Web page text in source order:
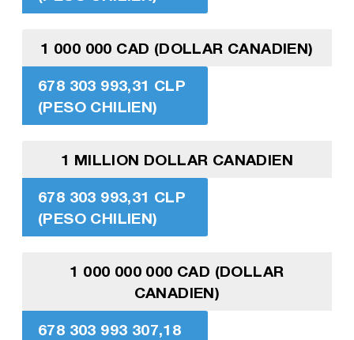
1 000 000 CAD (DOLLAR CANADIEN)
678 303 993,31 CLP
(PESO CHILIEN)
1 MILLION DOLLAR CANADIEN
678 303 993,31 CLP
(PESO CHILIEN)
1 000 000 000 CAD (DOLLAR
CANADIEN)
678 303 993 307,18